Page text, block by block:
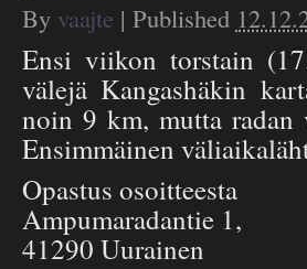
By vaajte | Published
Ensi viikon torstain
välejä Kangashäkin
noin 9 km, mutta radan
Ensimmäinen
Opastus osoitteesta
Ampumaradantie 1,
41290 Uurainen